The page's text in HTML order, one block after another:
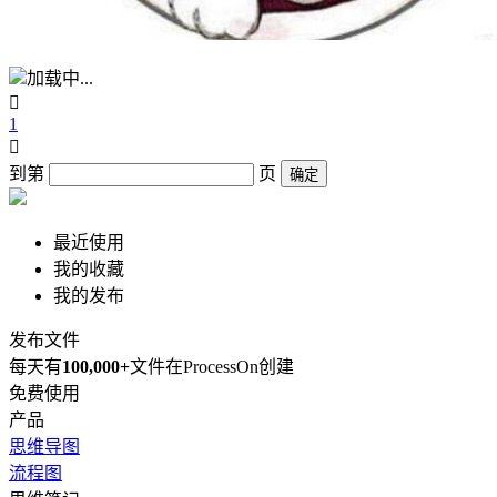
加载中...

1

到第
页 确定
最近使用
我的收藏
我的发布
发布文件
每天有100,000+文件在ProcessOn创建
免费使用
产品
思维导图
流程图